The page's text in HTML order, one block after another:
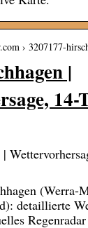
› 3207177-
|
14-
(Werra-
detaillierte